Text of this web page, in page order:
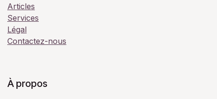
Articles
Services
Légal
Contactez-nous
À propos